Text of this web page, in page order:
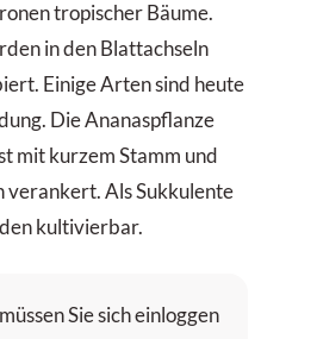
tropischer Bäume.
in den Blattachseln
Einige Arten sind heute
Die Ananaspflanze
mit kurzem Stamm und
verankert. Als Sukkulente
kultivierbar.
Sie sich einloggen